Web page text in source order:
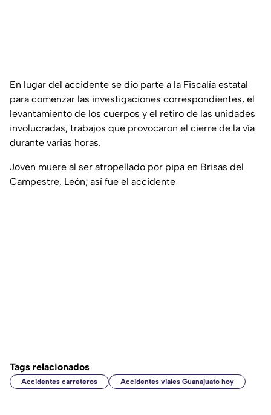
En lugar del accidente se dio parte a la Fiscalía estatal
para comenzar las investigaciones correspondientes, el
levantamiento de los cuerpos y el retiro de las unidades
involucradas, trabajos que provocaron el cierre de la vía
durante varias horas.
Joven muere al ser atropellado por pipa en Brisas del
Campestre, León; así fue el accidente
Tags relacionados
Accidentes carreteros Accidentes viales Guanajuato hoy